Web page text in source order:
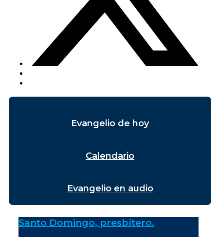
Evangelio de hoy
Calendario
Evangelio en audio
Santo Domingo, presbítero.